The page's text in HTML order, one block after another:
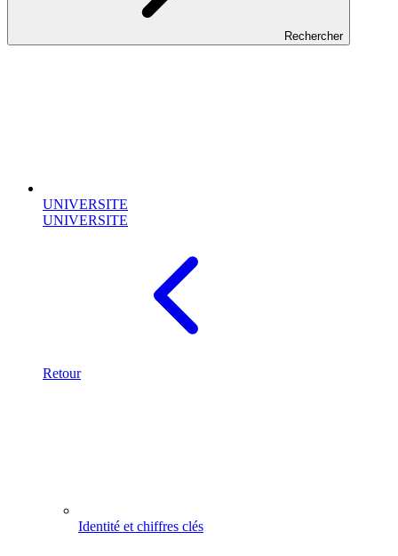
Rechercher
UNIVERSITE
UNIVERSITE
Retour
Identité et chiffres clés